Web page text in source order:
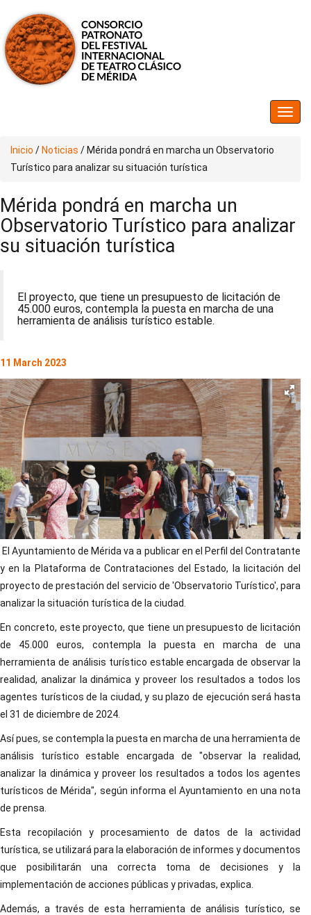
Inicio / Noticias / Mérida pondrá en marcha un Observatorio
Turístico para analizar su situación turística
Mérida pondrá en marcha un
Observatorio Turístico para analizar
su situación turística
El proyecto, que tiene un presupuesto de licitación de
45.000 euros, contempla la puesta en marcha de una
herramienta de análisis turístico estable.
11 March 2023
El Ayuntamiento de Mérida va a publicar en el Perfil del Contratante
y en la Plataforma de Contrataciones del Estado, la licitación del
proyecto de prestación del servicio de 'Observatorio Turístico', para
analizar la situación turística de la ciudad.
En concreto, este proyecto, que tiene un presupuesto de licitación
de 45.000 euros, contempla la puesta en marcha de una
herramienta de análisis turístico estable encargada de observar la
realidad, analizar la dinámica y proveer los resultados a todos los
agentes turísticos de la ciudad, y su plazo de ejecución será hasta
el 31 de diciembre de 2024.
Así pues, se contempla la puesta en marcha de una herramienta de
análisis turístico estable encargada de "observar la realidad,
analizar la dinámica y proveer los resultados a todos los agentes
turísticos de Mérida", según informa el Ayuntamiento en una nota
de prensa.
Esta recopilación y procesamiento de datos de la actividad
turística, se utilizará para la elaboración de informes y documentos
que posibilitarán una correcta toma de decisiones y la
implementación de acciones públicas y privadas, explica.
Además, a través de esta herramienta de análisis turístico, se